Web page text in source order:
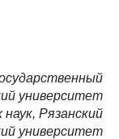
университет
Рязанский
университет